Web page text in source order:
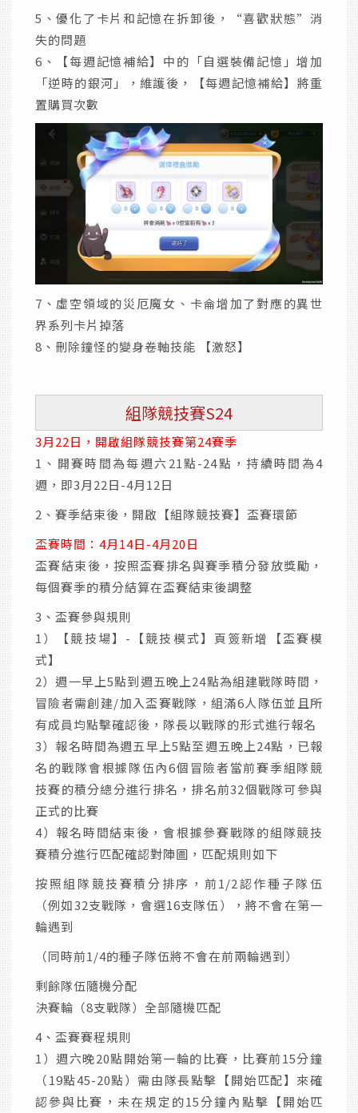
5、優化了卡片和記憶在拆卸後，“喜歡狀態”消
失的問題
6、【每週記憶補給】中的「自選裝備記憶」增加
「逆時的銀河」，維護後，【每週記憶補給】將重
置購買次數
7、虛空領域的災厄魔女、卡侖增加了對應的異世
界系列卡片掉落
8、刪除鐘怪的變身卷軸技能 【激怒】
組隊競技賽S24
3月22日，開啟組隊競技賽第24賽季
1、開賽時間為每週六21點-24點，持續時間為4
週，即3月22日-4月12日
2、賽季結束後，開啟【組隊競技賽】盃賽環節
盃賽時間：4月14日-4月20日
盃賽結束後，按照盃賽排名與賽季積分發放獎勵，
每個賽季的積分結算在盃賽結束後調整
3、盃賽參與規則
1）【競技場】-【競技模式】頁簽新增【盃賽模
式】
2）週一早上5點到週五晚上24點為組建戰隊時間，
冒險者需創建/加入盃賽戰隊，組滿6人隊伍並且所
有成員均點擊確認後，隊長以戰隊的形式進行報名
3）報名時間為週五早上5點至週五晚上24點，已報
名的戰隊會根據隊伍內6個冒險者當前賽季組隊競
技賽的積分總分進行排名，排名前32個戰隊可參與
正式的比賽
4）報名時間結束後，會根據參賽戰隊的組隊競技
賽積分進行匹配確認對陣圖，匹配規則如下
按照組隊競技賽積分排序，前1/2認作種子隊伍
（例如32支戰隊，會選16支隊伍），將不會在第一
輪遇到
（同時前1/4的種子隊伍將不會在前兩輪遇到）
剩餘隊伍隨機分配
決賽輪（8支戰隊）全部隨機匹配
4、盃賽賽程規則
1）週六晚20點開始第一輪的比賽，比賽前15分鐘
（19點45-20點）需由隊長點擊【開始匹配】來確
認參與比賽，未在規定的15分鐘內點擊【開始匹